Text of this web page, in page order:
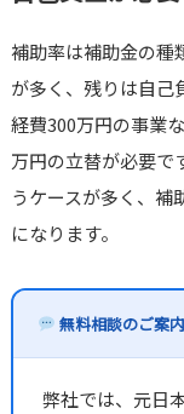
補助率は補助金の種
が多く、残りは自己
経費300万円の事業
万円の立替が必要で
うケースが多く、補
になります。
無料相談のご案内
弊社では、元日